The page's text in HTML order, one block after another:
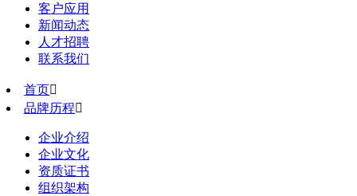
客户应用
新闻动态
人才招聘
联系我们
首页
品牌历程
企业介绍
企业文化
资质证书
组织架构